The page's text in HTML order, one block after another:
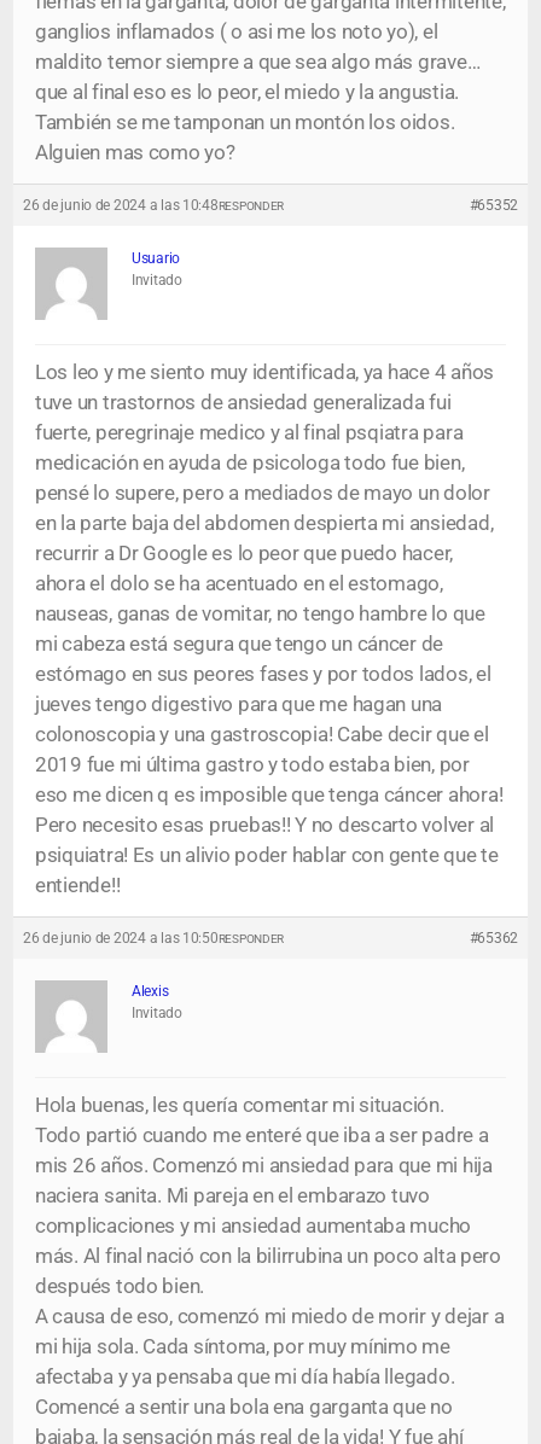
ganglios inflamados ( o asi me los noto yo), el
maldito temor siempre a que sea algo más grave…
que al final eso es lo peor, el miedo y la angustia.
También se me tamponan un montón los oidos.
Alguien mas como yo?
26 de junio de 2024 a las 10:48 #65352
RESPONDER
Usuario
Invitado
Los leo y me siento muy identificada, ya hace 4 años
tuve un trastornos de ansiedad generalizada fui
fuerte, peregrinaje medico y al final psqiatra para
medicación en ayuda de psicologa todo fue bien,
pensé lo supere, pero a mediados de mayo un dolor
en la parte baja del abdomen despierta mi ansiedad,
recurrir a Dr Google es lo peor que puedo hacer,
ahora el dolo se ha acentuado en el estomago,
nauseas, ganas de vomitar, no tengo hambre lo que
mi cabeza está segura que tengo un cáncer de
estómago en sus peores fases y por todos lados, el
jueves tengo digestivo para que me hagan una
colonoscopia y una gastroscopia! Cabe decir que el
2019 fue mi última gastro y todo estaba bien, por
eso me dicen q es imposible que tenga cáncer ahora!
Pero necesito esas pruebas!! Y no descarto volver al
psiquiatra! Es un alivio poder hablar con gente que te
entiende!!
26 de junio de 2024 a las 10:50 #65362
RESPONDER
Alexis
Invitado
Hola buenas, les quería comentar mi situación.
Todo partió cuando me enteré que iba a ser padre a
mis 26 años. Comenzó mi ansiedad para que mi hija
naciera sanita. Mi pareja en el embarazo tuvo
complicaciones y mi ansiedad aumentaba mucho
más. Al final nació con la bilirrubina un poco alta pero
después todo bien.
A causa de eso, comenzó mi miedo de morir y dejar a
mi hija sola. Cada síntoma, por muy mínimo me
afectaba y ya pensaba que mi día había llegado.
Comencé a sentir una bola ena garganta que no
bajaba, la sensación más real de la vida! Y fue ahí